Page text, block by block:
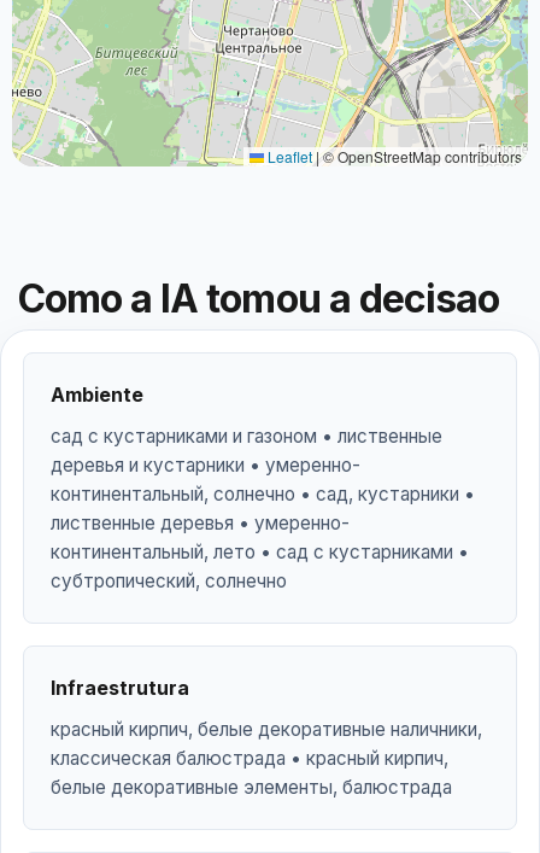
Leaflet |© OpenStreetMap contributors
Como a IA tomou a decisao
Ambiente
сад с кустарниками и газоном • лиственные
деревья и кустарники • умеренно-
континентальный, солнечно • сад, кустарники •
лиственные деревья • умеренно-
континентальный, лето • сад с кустарниками •
субтропический, солнечно
Infraestrutura
красный кирпич, белые декоративные наличники,
классическая балюстрада • красный кирпич,
белые декоративные элементы, балюстрада